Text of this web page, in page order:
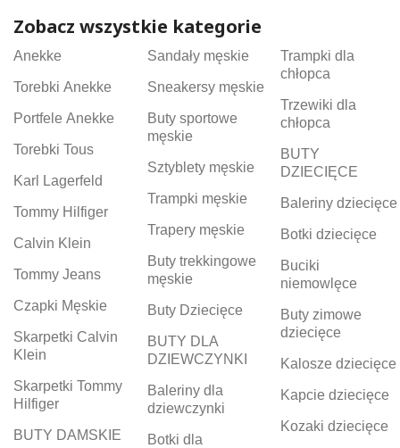
Zobacz wszystkie kategorie
Anekke
Torebki Anekke
Portfele Anekke
Torebki Tous
Karl Lagerfeld
Tommy Hilfiger
Calvin Klein
Tommy Jeans
Czapki Męskie
Skarpetki Calvin
Klein
Skarpetki Tommy
Hilfiger
BUTY DAMSKIE
Sandały męskie
Sneakersy męskie
Buty sportowe
męskie
Sztyblety męskie
Trampki męskie
Trapery męskie
Buty trekkingowe
męskie
Buty Dziecięce
BUTY DLA
DZIEWCZYNKI
Baleriny dla
dziewczynki
Botki dla
Trampki dla
chłopca
Trzewiki dla
chłopca
BUTY
DZIECIĘCE
Baleriny dziecięce
Botki dziecięce
Buciki
niemowlęce
Buty zimowe
dziecięce
Kalosze dziecięce
Kapcie dziecięce
Kozaki dziecięce